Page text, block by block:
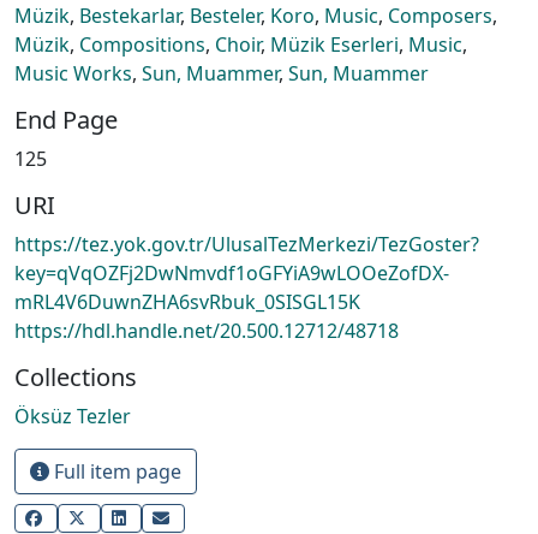
Müzik, Bestekarlar, Besteler, Koro, Music, Composers,
Müzik, Compositions, Choir, Müzik Eserleri, Music,
Music Works, Sun, Muammer, Sun, Muammer
End Page
125
URI
https://tez.yok.gov.tr/UlusalTezMerkezi/TezGoster?
key=qVqOZFj2DwNmvdf1oGFYiA9wLOOeZofDX-
mRL4V6DuwnZHA6svRbuk_0SISGL15K
https://hdl.handle.net/20.500.12712/48718
Collections
Öksüz Tezler
Full item page